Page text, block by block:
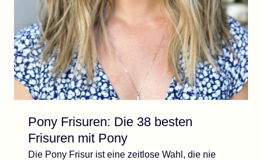
Pony Frisuren: Die 38 besten
Frisuren mit Pony
Die Pony Frisur ist eine zeitlose Wahl, die nie